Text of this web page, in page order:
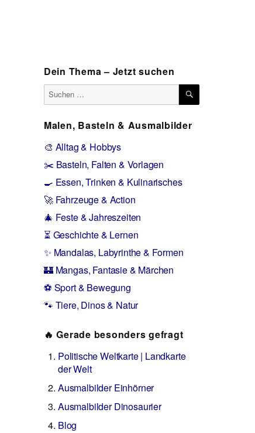
Dein Thema – Jetzt suchen
Suchen
nach:
SUCHEN
Malen, Basteln & Ausmalbilder
🎨 Alltag & Hobbys
✂️ Basteln, Falten & Vorlagen
🍳 Essen, Trinken & Kulinarisches
🚀 Fahrzeuge & Action
🎄 Feste & Jahreszeiten
⏳ Geschichte & Lernen
✨ Mandalas, Labyrinthe & Formen
🏰 Mangas, Fantasie & Märchen
⚽ Sport & Bewegung
🐾 Tiere, Dinos & Natur
🔥 Gerade besonders gefragt
Politische Weltkarte | Landkarte
der Welt
Ausmalbilder Einhörner
Ausmalbilder Dinosaurier
Blog